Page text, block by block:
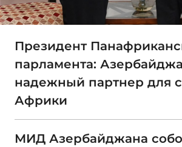
Президент
парламента:
надежный партнер для
Африки
МИД Азербайджана